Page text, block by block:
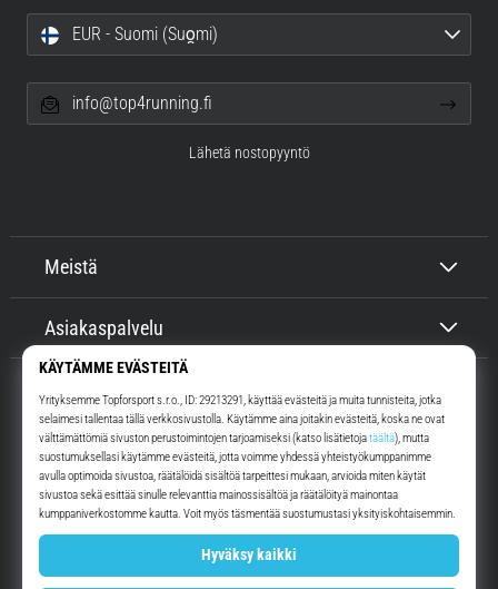
Top4Running.fi
Yli 16 vuoden ajan motivoimme sinua lähtemään ulos juoksemaan.
Nopeammin. Kanssamme. Joka päivä.
InstagramYouTube
Meistä
Asiakaspalvelu
EUR - Suomi (Suo̯mi)
info@top4running.fi
Lähetä nostopyyntö